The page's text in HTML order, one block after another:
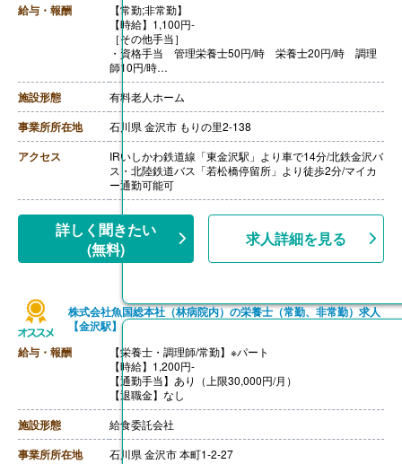
給与・報酬
【常勤;非常勤】
【時給】1,100円-
［その他手当］
・資格手当 管理栄養士50円/時 栄養士20円/時 調理
師10円/時
◇管理栄養士
月給196,000円-210,000円
基本給178,000円-192,000円
資格手当10,000円
職務手当8,000円
◇栄養士
月給191,000-205,000円
資格手当5,000円
職務手当8,000円
施設形態 有料老人ホーム
事業所所在地 石川県 金沢市 もりの里2-138
アクセス
IRいしかわ鉄道線「東金沢駅」より車で14分/北鉄金沢バ
ス・北陸鉄道バス「若松橋停留所」より徒歩2分/マイカ
ー通勤可能可
詳しく聞きたい
(無料)
求人詳細を見る
株式会社魚国総本社（林病院内）の栄養士（常勤、非常勤）求人
【金沢駅】
給与・報酬
【栄養士・調理師/常勤】※パート
【時給】1,200円-
【通勤手当】あり（上限30,000円/月）
【退職金】なし
施設形態 給食委託会社
事業所所在地 石川県 金沢市 本町1-2-27